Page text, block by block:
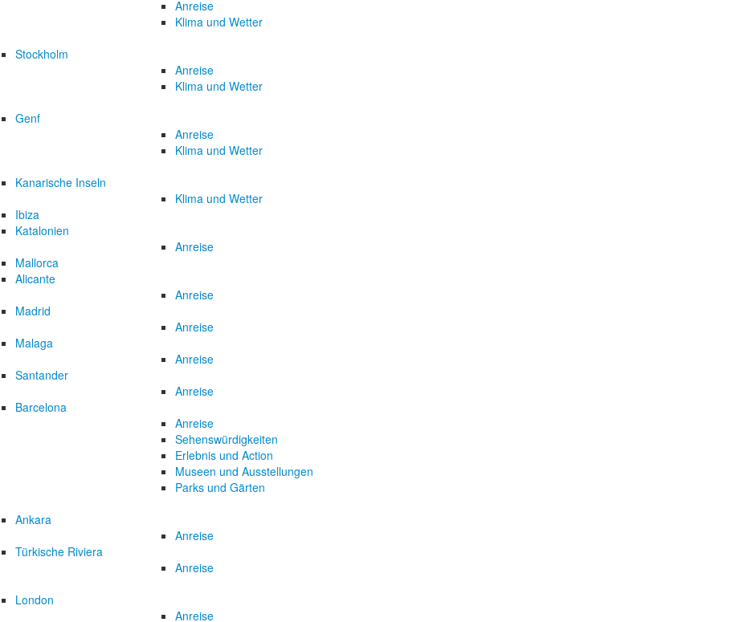
Anreise
Klima und Wetter
Stockholm
Anreise
Klima und Wetter
Genf
Anreise
Klima und Wetter
Kanarische Inseln
Klima und Wetter
Ibiza
Katalonien
Anreise
Mallorca
Alicante
Anreise
Madrid
Anreise
Malaga
Anreise
Santander
Anreise
Barcelona
Anreise
Sehenswürdigkeiten
Erlebnis und Action
Museen und Ausstellungen
Parks und Gärten
Ankara
Anreise
Türkische Riviera
Anreise
London
Anreise